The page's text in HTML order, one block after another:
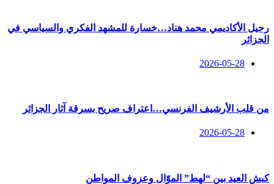
رحيل الأكاديمي محمد هناد…خسارة للمشهد الفكري والسياسي في
الجزائر
2026-05-28
من قلب الأرشيف الفرنسي…اعتراف صريح بسرقة آثار الجزائر
2026-05-28
كبش العيد بين “لهط” الموّال وعزوف المواطن